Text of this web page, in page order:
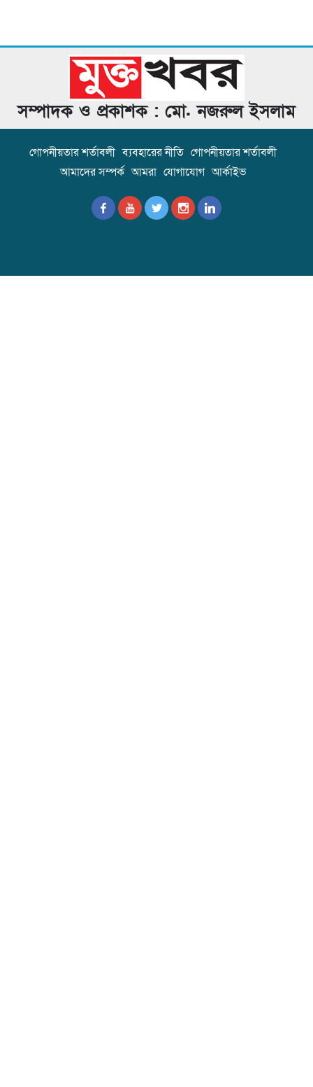
সম্পাদক ও প্রকাশক : মো. নজরুল ইসলাম
গোপনীয়তার শর্তাবলী ব্যবহারের নীতি গোপনীয়তার শর্তাবলী
আমাদের সম্পর্ক আমরা যোগাযোগ আর্কাইভ